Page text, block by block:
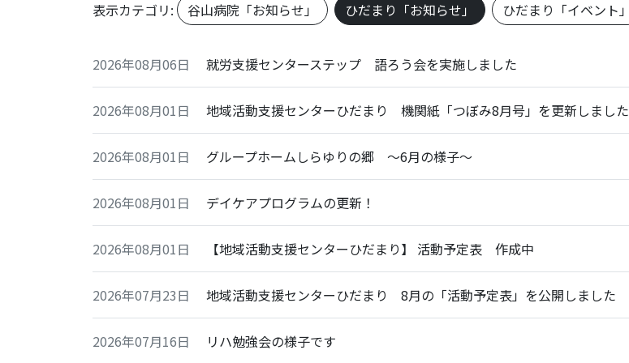
表示カテゴリ: 谷山病院「お知らせ」 ひだまり「お知らせ」 ひだまり「イベント」
2026年08月06日 就労支援センターステップ 語ろう会を実施しました
2026年08月01日 地域活動支援センターひだまり 機関紙「つぼみ8月号」を更新しました
2026年08月01日 グループホームしらゆりの郷 ～6月の様子～
2026年08月01日 デイケアプログラムの更新！
2026年08月01日 【地域活動支援センターひだまり】 活動予定表 作成中
2026年07月23日 地域活動支援センターひだまり 8月の「活動予定表」を公開しました
2026年07月16日 リハ勉強会の様子です